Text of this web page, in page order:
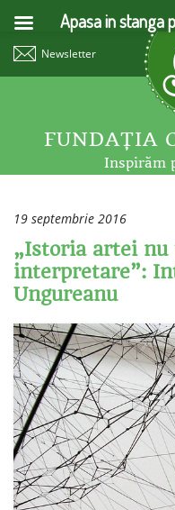
Newsletter
FUNDAŢIA
Inspirăm
19 septembrie 2016
„Istoria artei nu
interpretare”:
Ungureanu
Apasa in stanga